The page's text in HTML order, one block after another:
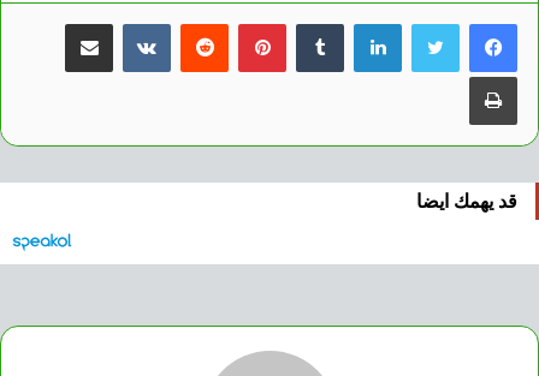
لينكدإن بينتيريست مشاركة عبر البريد
طباعة
قد يهمك ايضا